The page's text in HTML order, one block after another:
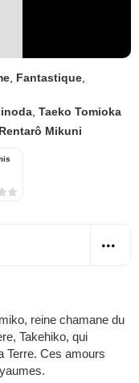
Fantastique
Taeko Tomioka
Rentarô Mikuni
reine chamane du
Takehiko, qui
Terre. Ces amours